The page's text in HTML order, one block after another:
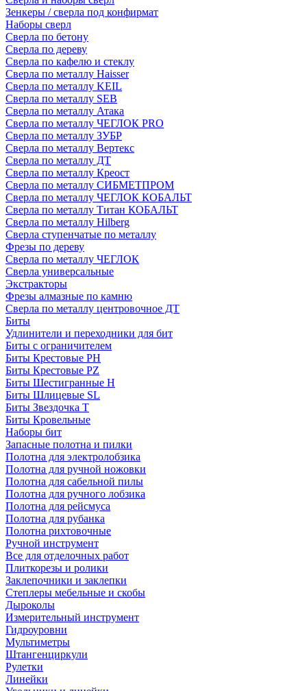
Зенкеры / сверла под конфирмат
Наборы сверл
Сверла по бетону
Сверла по дереву
Сверла по кафелю и стеклу
Сверла по металлу Haisser
Сверла по металлу KEIL
Сверла по металлу SEB
Сверла по металлу Атака
Сверла по металлу ЧЕГЛОК PRO
Сверла по металлу ЗУБР
Сверла по металлу Вертекс
Сверла по металлу ДТ
Сверла по металлу Креост
Сверла по металлу СИБМЕТПРОМ
Сверла по металлу ЧЕГЛОК КОБАЛЬТ
Сверла по металлу Титан КОБАЛЬТ
Сверла по металлу Hilberg
Сверла ступенчатые по металлу
Фрезы по дереву
Сверла по металлу ЧЕГЛОК
Сверла универсальные
Экстракторы
Фрезы алмазные по камню
Сверла по металлу центровочное ДТ
Биты
Удлинители и переходники для бит
Биты с ограничителем
Биты Крестовые PH
Биты Крестовые PZ
Биты Шестигранные H
Биты Шлицевые SL
Биты Звездочка T
Биты Кровельные
Наборы бит
Запасные полотна и пилки
Полотна для электролобзика
Полотна для ручной ножовки
Полотна для сабельной пилы
Полотна для ручного лобзика
Полотна для рейсмуса
Полотна для рубанка
Полотна рихтовочные
Ручной инструмент
Все для отделочных работ
Плиткорезы и ролики
Заклепочники и заклепки
Степлеры мебельные и скобы
Дыроколы
Измерительный инструмент
Гидроуровни
Мультиметры
Штангенциркули
Рулетки
Линейки